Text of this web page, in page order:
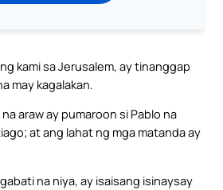
kami sa Jerusalem, ay tinanggap
may kagalakan.
araw ay pumaroon si Pablo na
at ang lahat ng mga matanda ay
na niya, ay isaisang isinaysay